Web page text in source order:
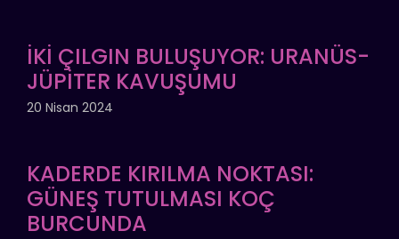
İKİ ÇILGIN BULUŞUYOR: URANÜS-
JÜPİTER KAVUŞUMU
20 Nisan 2024
KADERDE KIRILMA NOKTASI:
GÜNEŞ TUTULMASI KOÇ
BURCUNDA